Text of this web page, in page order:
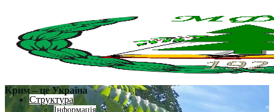
Структура
Інформація
Крим – це Україна